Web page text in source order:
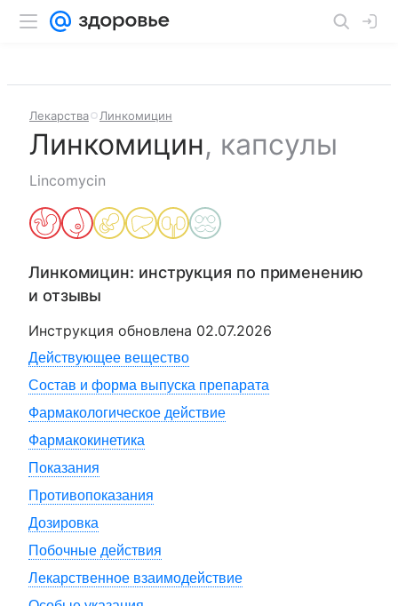
Лекарства Линкомицин
Линкомицин, капсулы
Lincomycin
Линкомицин: инструкция по применению
и отзывы
Инструкция обновлена 02.07.2026
Действующее вещество
Состав и форма выпуска препарата
Фармакологическое действие
Фармакокинетика
Показания
Противопоказания
Дозировка
Побочные действия
Лекарственное взаимодействие